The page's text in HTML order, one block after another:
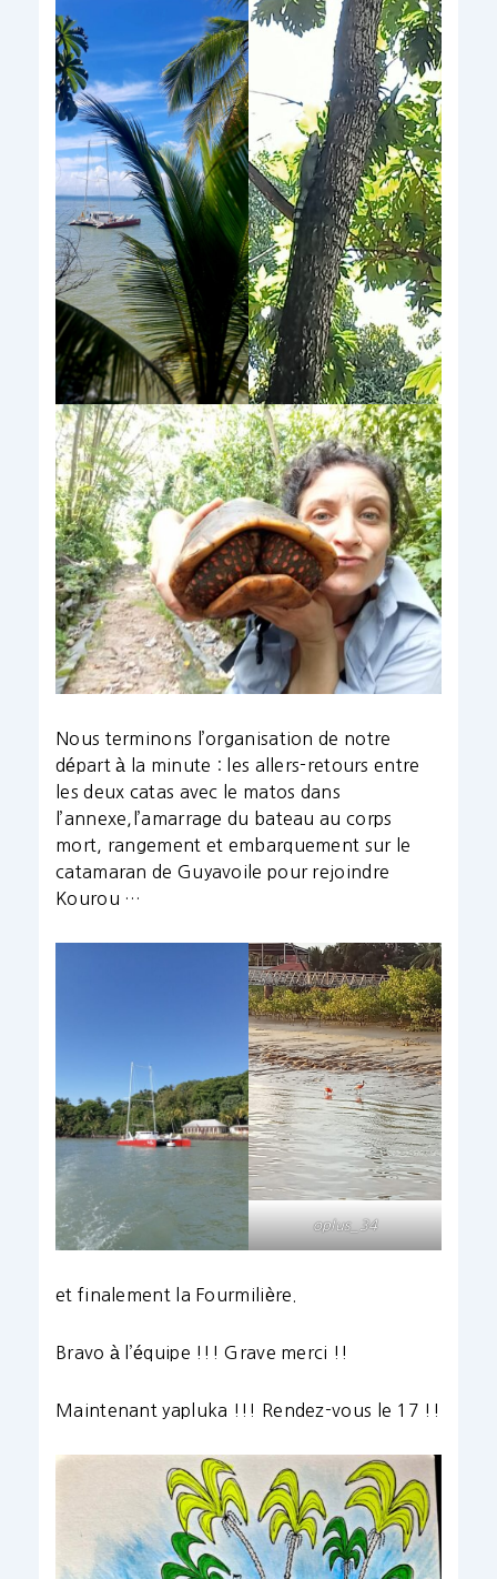
Nous terminons l’organisation de notre
départ à la minute : les allers-retours entre
les deux catas avec le matos dans
l’annexe,l’amarrage du bateau au corps
mort, rangement et embarquement sur le
catamaran de Guyavoile pour rejoindre
Kourou …
oplus_34
et finalement la Fourmilière.
Bravo à l’équipe !!! Grave merci !!
Maintenant yapluka !!! Rendez-vous le 17 !!